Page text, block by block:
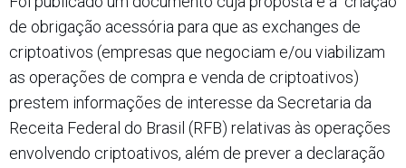
de obrigação acessória para que as exchanges de
criptoativos (empresas que negociam e/ou viabilizam
as operações de compra e venda de criptoativos)
prestem informações de interesse da Secretaria da
Receita Federal do Brasil (RFB) relativas às operações
envolvendo criptoativos, além de prever a declaração